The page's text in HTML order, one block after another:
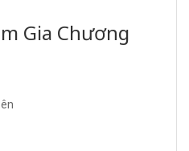
Gia Chương